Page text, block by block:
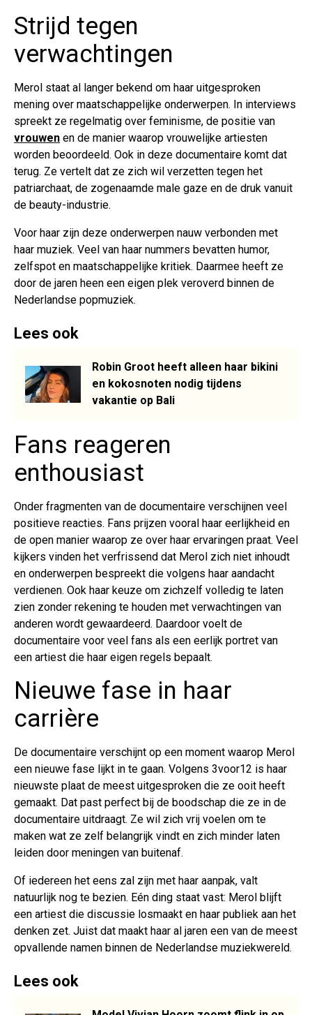
Strijd tegen
verwachtingen
Merol staat al langer bekend om haar uitgesproken
mening over maatschappelijke onderwerpen. In interviews
spreekt ze regelmatig over feminisme, de positie van
vrouwen en de manier waarop vrouwelijke artiesten
worden beoordeeld. Ook in deze documentaire komt dat
terug. Ze vertelt dat ze zich wil verzetten tegen het
patriarchaat, de zogenaamde male gaze en de druk vanuit
de beauty-industrie.
Voor haar zijn deze onderwerpen nauw verbonden met
haar muziek. Veel van haar nummers bevatten humor,
zelfspot en maatschappelijke kritiek. Daarmee heeft ze
door de jaren heen een eigen plek veroverd binnen de
Nederlandse popmuziek.
Lees ook
Robin Groot heeft alleen haar bikini
en kokosnoten nodig tijdens
vakantie op Bali
Fans reageren
enthousiast
Onder fragmenten van de documentaire verschijnen veel
positieve reacties. Fans prijzen vooral haar eerlijkheid en
de open manier waarop ze over haar ervaringen praat. Veel
kijkers vinden het verfrissend dat Merol zich niet inhoudt
en onderwerpen bespreekt die volgens haar aandacht
verdienen. Ook haar keuze om zichzelf volledig te laten
zien zonder rekening te houden met verwachtingen van
anderen wordt gewaardeerd. Daardoor voelt de
documentaire voor veel fans als een eerlijk portret van
een artiest die haar eigen regels bepaalt.
Nieuwe fase in haar
carrière
De documentaire verschijnt op een moment waarop Merol
een nieuwe fase lijkt in te gaan. Volgens 3voor12 is haar
nieuwste plaat de meest uitgesproken die ze ooit heeft
gemaakt. Dat past perfect bij de boodschap die ze in de
documentaire uitdraagt. Ze wil zich vrij voelen om te
maken wat ze zelf belangrijk vindt en zich minder laten
leiden door meningen van buitenaf.
Of iedereen het eens zal zijn met haar aanpak, valt
natuurlijk nog te bezien. Eén ding staat vast: Merol blijft
een artiest die discussie losmaakt en haar publiek aan het
denken zet. Juist dat maakt haar al jaren een van de meest
opvallende namen binnen de Nederlandse muziekwereld.
Lees ook